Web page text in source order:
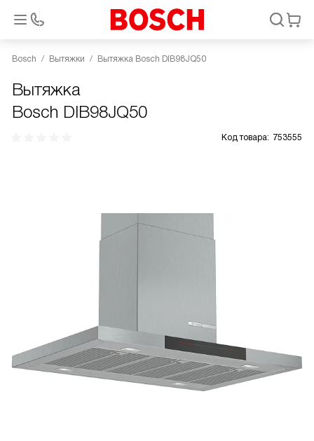
Bosch Вытяжки Вытяжка Bosch DIB98JQ50
Вытяжка
Bosch DIB98JQ50
Код товара: 753555